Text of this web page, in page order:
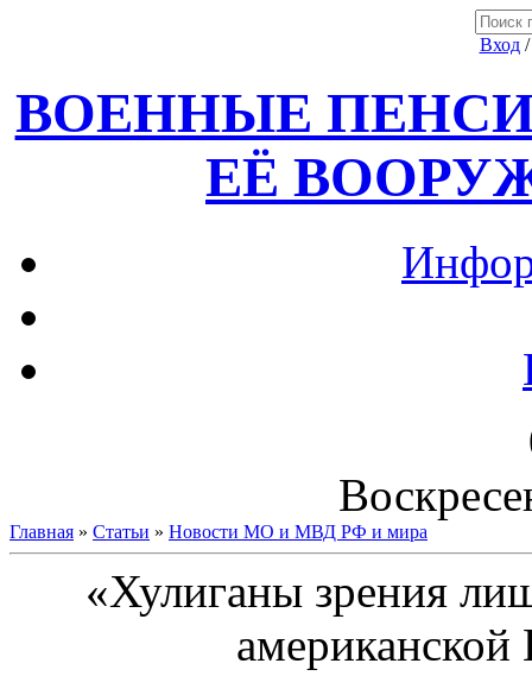
Вход
ВОЕННЫЕ
ЕЁ
Главная » Статьи » Новости МО и МВД РФ и мира
«Хулиганы зрения